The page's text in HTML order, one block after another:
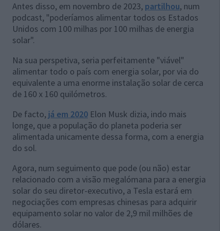
Antes disso, em novembro de 2023, partilhou, num
podcast, "poderíamos alimentar todos os Estados
Unidos com 100 milhas por 100 milhas de energia
solar".
Na sua perspetiva, seria perfeitamente "viável"
alimentar todo o país com energia solar, por via do
equivalente a uma enorme instalação solar de cerca
de 160 x 160 quilómetros.
De facto, já em 2020 Elon Musk dizia, indo mais
longe, que a população do planeta poderia ser
alimentada unicamente dessa forma, com a energia
do sol.
Agora, num seguimento que pode (ou não) estar
relacionado com a visão megalómana para a energia
solar do seu diretor-executivo, a Tesla estará em
negociações com empresas chinesas para adquirir
equipamento solar no valor de 2,9 mil milhões de
dólares.